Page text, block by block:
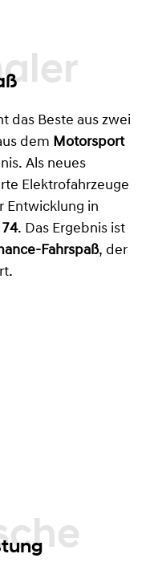
das Beste aus zwei
dem Motorsport
Als neues
Elektrofahrzeuge
Entwicklung in
. Das Ergebnis ist
Fahrspaß, der